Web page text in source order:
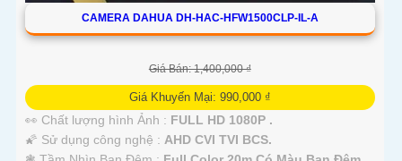
CAMERA DAHUA DH-HAC-HFW1500CLP-IL-A
Giá Bán: 1,400,000 ₫
Giá Khuyến Mại: 990,000 ₫
👀 Chất lượng hình Ảnh : FULL HD 1080P .
🌠 Sử dụng công nghệ : AHD CVI TVI BCS.